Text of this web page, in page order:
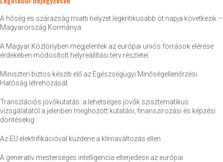
A hőség és szárazság miatti helyzet legkritikusabb öt napja következik –
Magyarország Kormánya
A Magyar Közlönyben megjelentek az európai uniós források elérése
érdekében módosított helyreállítási terv részletei
Miniszteri biztos készíti elő az Egészségügyi Minőségellenőrzési
Hatóság létrehozását
Transzlációs jövőkutatás: a lehetséges jövők szisztematikus
vizsgálatától a jelenben meghozott kutatási, finanszírozási és képzési
döntésekig
Az EU elektrifikációval küzdene a klímaváltozás ellen
A generatív mesterséges intelligencia elterjedése az európai